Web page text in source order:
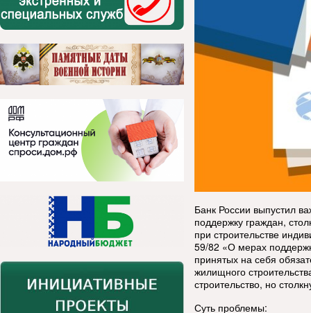
Банк России выпустил
поддержку граждан,
при строительстве
59/82 «О мерах
принятых на себя
жилищного
строительство, но
Суть проблемы: